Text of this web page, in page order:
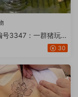
号3347：一群猪玩水
修改文字装逼视频【2
30